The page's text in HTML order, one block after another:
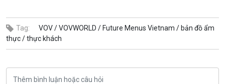
Tag: VOV /VOVWORLD / Future Menus Vietnam / bản đồ ẩm
thực /thực khách